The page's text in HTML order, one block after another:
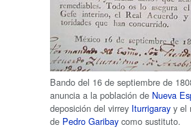
Bando del 16 de septiembre de
anuncia a la población de Nueva
deposición del virrey Iturrigaray y el
de Pedro Garibay como sustituto.